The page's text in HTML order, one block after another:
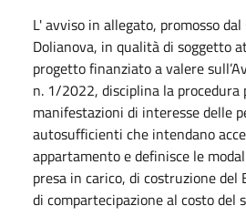
L' avviso in allegato, promosso dal
Dolianova, in qualità di soggetto
progetto finanziato a valere
n. 1/2022, disciplina la procedura
manifestazioni di interesse delle
autosufficienti che intendano
appartamento e definisce le
presa in carico, di costruzione del
di compartecipazione al costo del